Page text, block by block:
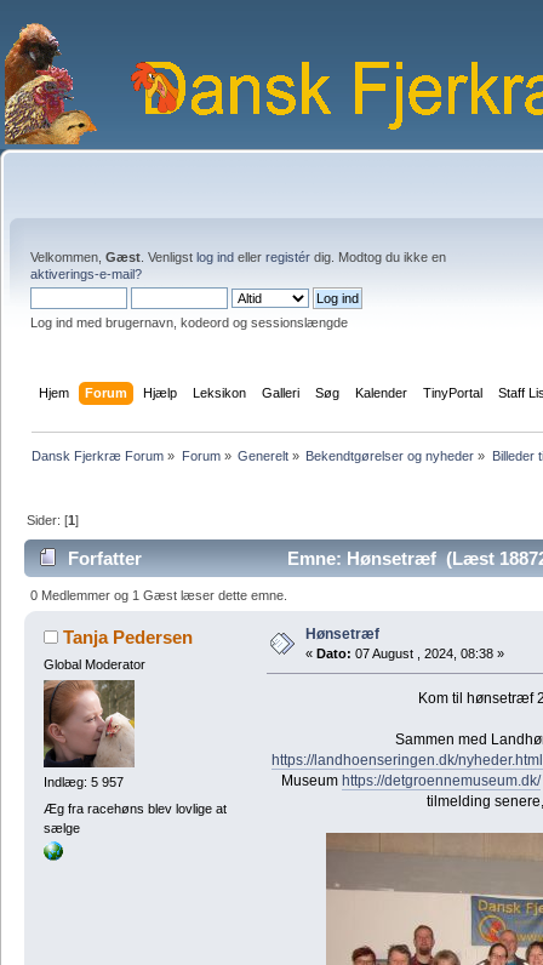
Velkommen, Gæst . Venligst log ind eller registér dig. Modtog du ikke en
aktiverings-e-mail?
Log ind med brugernavn, kodeord og sessionslængde
Hjem Forum Hjælp Leksikon Galleri Søg Kalender TinyPortal Staff
Dansk Fjerkræ Forum » Forum» Generelt» Bekendtgørelser og nyheder » Billeder
Sider: [1]
Forfatter Emne: Hønsetræf (Læst
0 Medlemmer og 1 Gæst læser dette emne.
Tanja Pedersen
Global Moderator
Indlæg: 5 957
Æg fra racehøns blev lovlige at
sælge
Hønsetræf
« Dato: 07 August , 2024, 08:38 »
Kom til hønsetræf
Sammen med
https://landhoenseringen.dk/nyheder.html
Museum https://detgroennemuseum.dk/
tilmelding